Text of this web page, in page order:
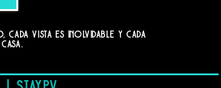
cada vista es inolvidable y cada